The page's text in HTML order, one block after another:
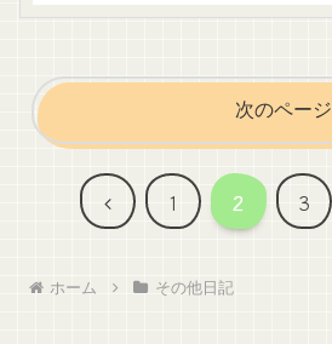
次のページ
前
1 2 3
ホーム その他日記